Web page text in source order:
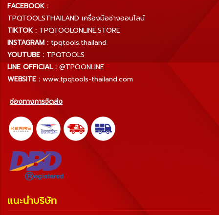
FACEBOOK :
TPQTOOLSTHAILAND เครื่องมือช่างออนไลน์
TIKTOK : TPQTOOLONLINE.STORE
INSTAGRAM : tpqtools.thailand
YOUTUBE : TPQTOOLS
LINE OFFICIAL : @TPQONLINE
WEBSITE : www.tpqtools-thailand.com
ช่องทางการจัดส่ง
แนะนำบริษัท